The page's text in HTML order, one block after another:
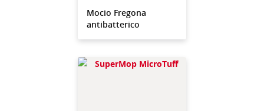
Mocio Fregona
antibatterico